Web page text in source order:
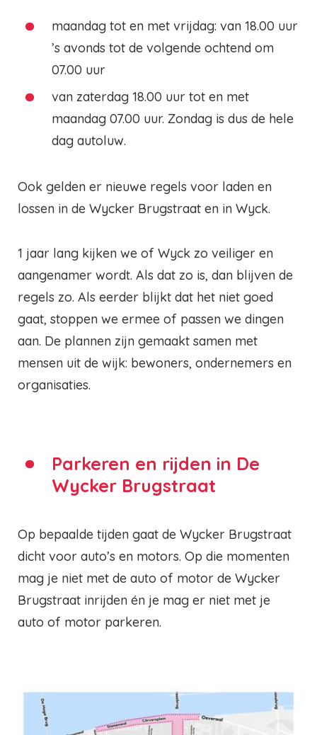
maandag tot en met vrijdag: van 18.00 uur
’s avonds tot de volgende ochtend om
07.00 uur
van zaterdag 18.00 uur tot en met
maandag 07.00 uur. Zondag is dus de hele
dag autoluw.
Ook gelden er nieuwe regels voor laden en
lossen in de Wycker Brugstraat en in Wyck.
1 jaar lang kijken we of Wyck zo veiliger en
aangenamer wordt. Als dat zo is, dan blijven de
regels zo. Als eerder blijkt dat het niet goed
gaat, stoppen we ermee of passen we dingen
aan. De plannen zijn gemaakt samen met
mensen uit de wijk: bewoners, ondernemers en
organisaties.
Parkeren en rijden in De
Wycker Brugstraat
Op bepaalde tijden gaat de Wycker Brugstraat
dicht voor auto’s en motors. Op die momenten
mag je niet met de auto of motor de Wycker
Brugstraat inrijden én je mag er niet met je
auto of motor parkeren.